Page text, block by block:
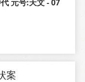
元号:天文 - 07
案